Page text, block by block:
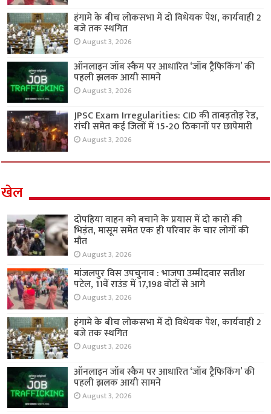
हंगामे के बीच लोकसभा में दो विधेयक पेश, कार्यवाही 2
बजे तक स्थगित
August 3, 2026
ऑनलाइन जॉब स्कैम पर आधारित ‘जॉब ट्रैफिकिंग’ की
पहली झलक आयी सामने
August 3, 2026
JPSC Exam Irregularities: CID की ताबड़तोड़ रेड,
रांची समेत कई जिलों में 15-20 ठिकानों पर छापेमारी
August 3, 2026
खेल
दोपहिया वाहन को बचाने के प्रयास में दो कारों की
भिड़ंत, मासूम समेत एक ही परिवार के चार लोगों की
मौत
August 3, 2026
मांजलपुर विस उपचुनाव : भाजपा उम्मीदवार सतीश
पटेल, 11वें राउंड में 17,198 वोटों से आगे
August 3, 2026
हंगामे के बीच लोकसभा में दो विधेयक पेश, कार्यवाही 2
बजे तक स्थगित
August 3, 2026
ऑनलाइन जॉब स्कैम पर आधारित ‘जॉब ट्रैफिकिंग’ की
पहली झलक आयी सामने
August 3, 2026